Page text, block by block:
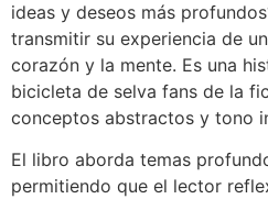
ideas y deseos más
transmitir su experiencia de
corazón y la mente. Es una
bicicleta de selva fans de la
conceptos abstractos y tono
El libro aborda temas
permitiendo que el lector